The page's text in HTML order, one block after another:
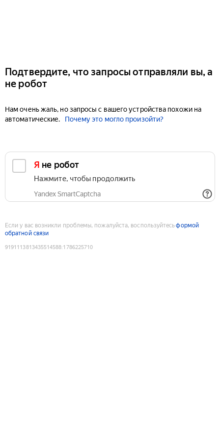
Подтвердите, что запросы отправляли вы, а
не робот
Нам очень жаль, но запросы с вашего устройства похожи на
автоматические.
Почему это могло произойти?
Я не робот
Нажмите, чтобы продолжить
Yandex SmartCaptcha
Если у вас возникли проблемы, пожалуйста, воспользуйтесьформой
обратной связи
9191113813435514588:1786225710